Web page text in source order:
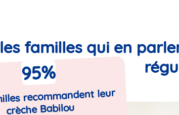
familles qui en
95%
recommandent leur
crèche Babilou